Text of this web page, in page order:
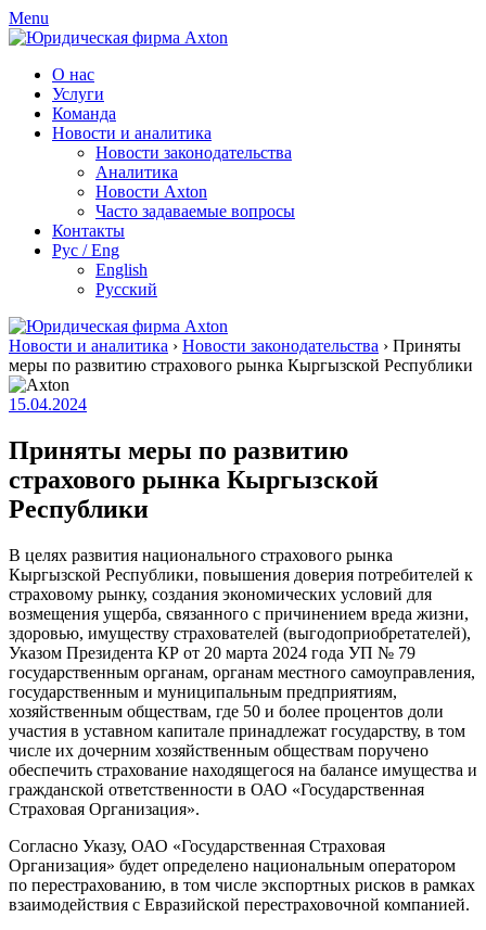
Skip
to
Menu
О нас
Услуги
Команда
Новости и аналитика
Новости законодательства
Аналитика
Новости Axton
Часто задаваемые вопросы
Контакты
Рус / Eng
English
Русский
Новости и аналитика › Новости законодательства › Приняты
меры по развитию страхового рынка Кыргызской Республики
15.04.2024
Приняты меры по развитию
страхового рынка Кыргызской
Республики
В целях развития национального страхового рынка
Кыргызской Республики, повышения доверия потребителей к
страховому рынку, создания экономических условий для
возмещения ущерба, связанного с причинением вреда жизни,
здоровью, имуществу страхователей (выгодоприобретателей),
Указом Президента КР от 20 марта 2024 года УП № 79
государственным органам, органам местного самоуправления,
государственным и муниципальным предприятиям,
хозяйственным обществам, где 50 и более процентов доли
участия в уставном капитале принадлежат государству, в том
числе их дочерним хозяйственным обществам поручено
обеспечить страхование находящегося на балансе имущества и
гражданской ответственности в ОАО «Государственная
Страховая Организация».
Согласно Указу, ОАО «Государственная Страховая
Организация» будет определено национальным оператором
по перестрахованию, в том числе экспортных рисков в рамках
взаимодействия с Евразийской перестраховочной компанией.